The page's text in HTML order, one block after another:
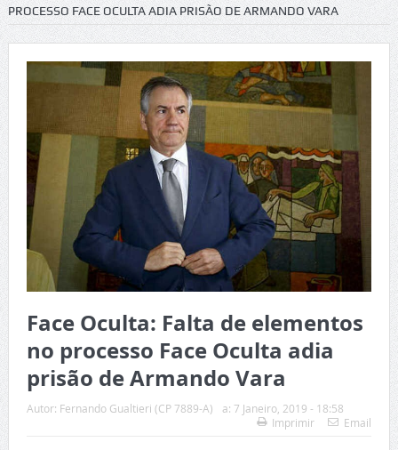
PROCESSO FACE OCULTA ADIA PRISÃO DE ARMANDO VARA
Face Oculta: Falta de elementos
no processo Face Oculta adia
prisão de Armando Vara
Autor: Fernando Gualtieri (CP 7889-A) a: 7 Janeiro, 2019 - 18:58
Imprimir
Email